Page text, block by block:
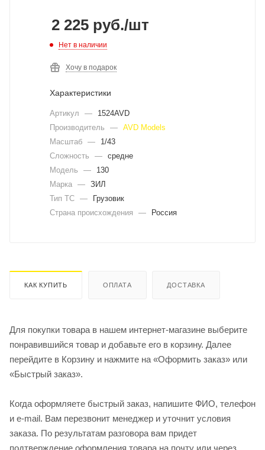
2 225 руб./шт
Нет в наличии
Хочу в подарок
Характеристики
Артикул —
1524AVD
Производитель
— AVD Models
Масштаб —
1/43
Сложность
— средне
Модель
—
130
Марка — ЗИЛ
Тип ТС —
Грузовик
Страна происхождения
— Россия
КАК КУПИТЬ ОПЛАТА ДОСТАВКА
Для покупки товара в нашем интернет-магазине выберите
понравившийся товар и добавьте его в корзину. Далее
перейдите в Корзину и нажмите на «Оформить заказ» или
«Быстрый заказ».
Когда оформляете быстрый заказ, напишите ФИО, телефон
и e-mail. Вам перезвонит менеджер и уточнит условия
заказа. По результатам разговора вам придет
подтверждение оформления товара на почту или через